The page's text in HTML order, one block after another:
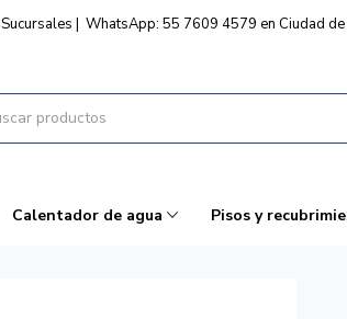
Sucursales | WhatsApp: 55 7609 4579 en Ciudad de
Calentador de agua Pisos y